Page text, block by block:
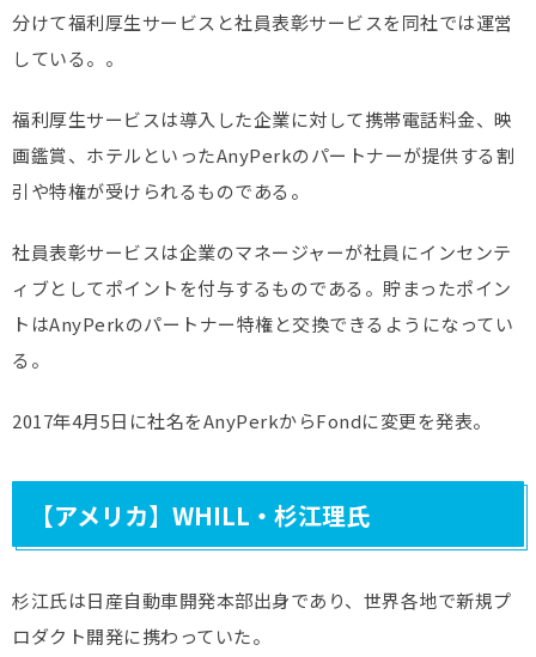
分けて福利厚生サービスと社員表彰サービスを同社では運営
している。。
福利厚生サービスは導入した企業に対して携帯電話料金、映
画鑑賞、ホテルといったAnyPerkのパートナーが提供する割
引や特権が受けられるものである。
社員表彰サービスは企業のマネージャーが社員にインセンテ
ィブとしてポイントを付与するものである。貯まったポイン
トはAnyPerkのパートナー特権と交換できるようになってい
る。
2017年4月5日に社名をAnyPerkからFondに変更を発表。
【アメリカ】WHILL・杉江理氏
杉江氏は日産自動車開発本部出身であり、世界各地で新規プ
ロダクト開発に携わっていた。